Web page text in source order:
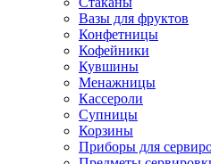
Вазы для фруктов
Конфетницы
Кофейники
Кувшины
Менажницы
Кассероли
Супницы
Корзины
Приборы для